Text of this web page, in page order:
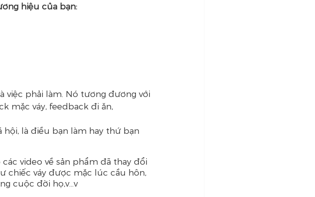
hiệu của bạn:
việc phải làm. Nó tương đương với
mặc váy, feedback đi ăn,
là điều bạn làm hay thứ bạn
video về sản phẩm đã thay đổi
chiếc váy được mặc lúc cầu hôn,
cuộc đời họ,v…v